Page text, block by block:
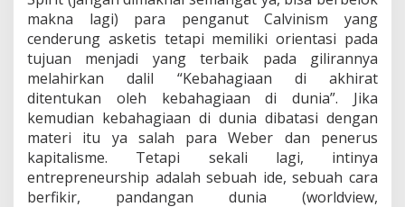
makna lagi) para penganut Calvinism yang
cenderung asketis tetapi memiliki orientasi pada
tujuan menjadi yang terbaik pada gilirannya
melahirkan dalil “Kebahagiaan di akhirat
ditentukan oleh kebahagiaan di dunia”. Jika
kemudian kebahagiaan di dunia dibatasi dengan
materi itu ya salah para Weber dan penerus
kapitalisme. Tetapi sekali lagi, intinya
entrepreneurship adalah sebuah ide, sebuah cara
berfikir, pandangan dunia (worldview,